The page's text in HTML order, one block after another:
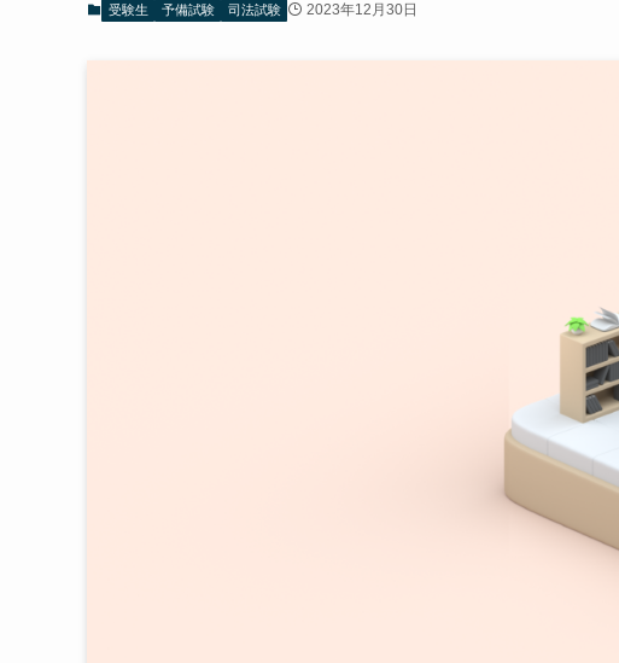
受験生 予備試験 司法試験 2023年12月30日